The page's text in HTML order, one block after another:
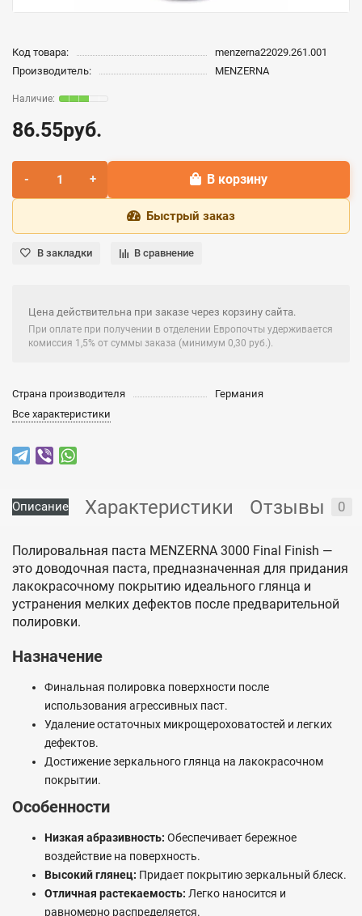
Код товара:
menzerna22029.261.001
Производитель:
MENZERNA
86.55руб.
В корзину
Быстрый заказ
В закладки В сравнение
Цена действительна при заказе через корзину сайта.
При оплате при получении в отделении Европочты удерживается
комиссия 1,5% от суммы заказа (минимум 0,30 руб.).
Страна производителя
Германия
Все характеристики
Описание Характеристики Отзывы 0
Полировальная паста MENZERNA 3000 Final Finish —
это доводочная паста, предназначенная для придания
лакокрасочному покрытию идеального глянца и
устранения мелких дефектов после предварительной
полировки.
Назначение
Финальная полировка поверхности после
использования агрессивных паст.
Удаление остаточных микрощероховатостей и легких
дефектов.
Достижение зеркального глянца на лакокрасочном
покрытии.
Особенности
Низкая абразивность: Обеспечивает бережное
воздействие на поверхность.
Высокий глянец: Придает покрытию зеркальный блеск.
Отличная растекаемость: Легко наносится и
равномерно распределяется.